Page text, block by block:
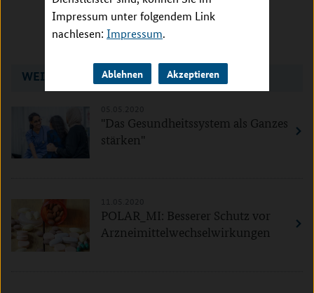
Impressum unter folgendem Link
nachlesen: Impressum.
Ablehnen Akzeptieren
WEITERE AKTUELLE FORSCHUNGSTHEMEN
"Das Gesundheitssystem als Ganzes
stärken"
POLAR_MI: Besserer Schutz vor
Arzneimittelwechselwirkungen